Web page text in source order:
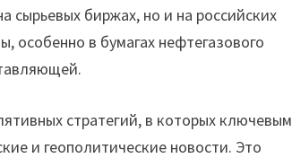
сырьевых биржах, но и на российских
особенно в бумагах нефтегазового
стратегий, в которых ключевым
и геополитические новости. Это